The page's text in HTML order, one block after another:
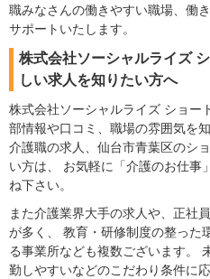
職みなさんの働きやすい職場、働
サポートいたします。
株式会社ソーシャルライズ
しい求人を知りたい方へ
株式会社ソーシャルライズ ショー
部情報や口コミ、職場の雰囲気を
介護職の求人、仙台市青葉区のシ
い方は、 お気軽に「介護のお仕事
ね下さい。
また介護業界大手の求人や、正社
が多く、 教育・研修制度の整った
る事業所なども複数ございます。
勤しやすいなどのこだわり条件に